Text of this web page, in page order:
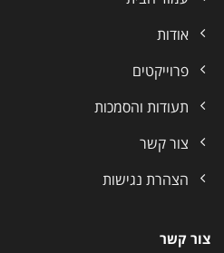
אודות
פרוייקטים
תעודות והסמכות
צור קשר
הצהרת נגישות
צור קשר